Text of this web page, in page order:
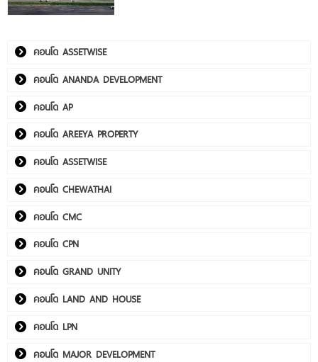
คอนโด ASSETWISE
คอนโด ANANDA DEVELOPMENT
คอนโด AP
คอนโด AREEYA PROPERTY
คอนโด ASSETWISE
คอนโด CHEWATHAI
คอนโด CMC
คอนโด CPN
คอนโด GRAND UNITY
คอนโด LAND AND HOUSE
คอนโด LPN
คอนโด MAJOR DEVELOPMENT